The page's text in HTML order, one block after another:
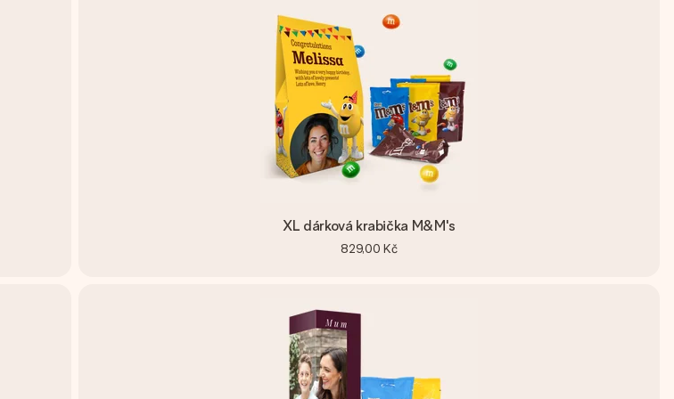
XL dárková krabička M&M's
829,00 Kč